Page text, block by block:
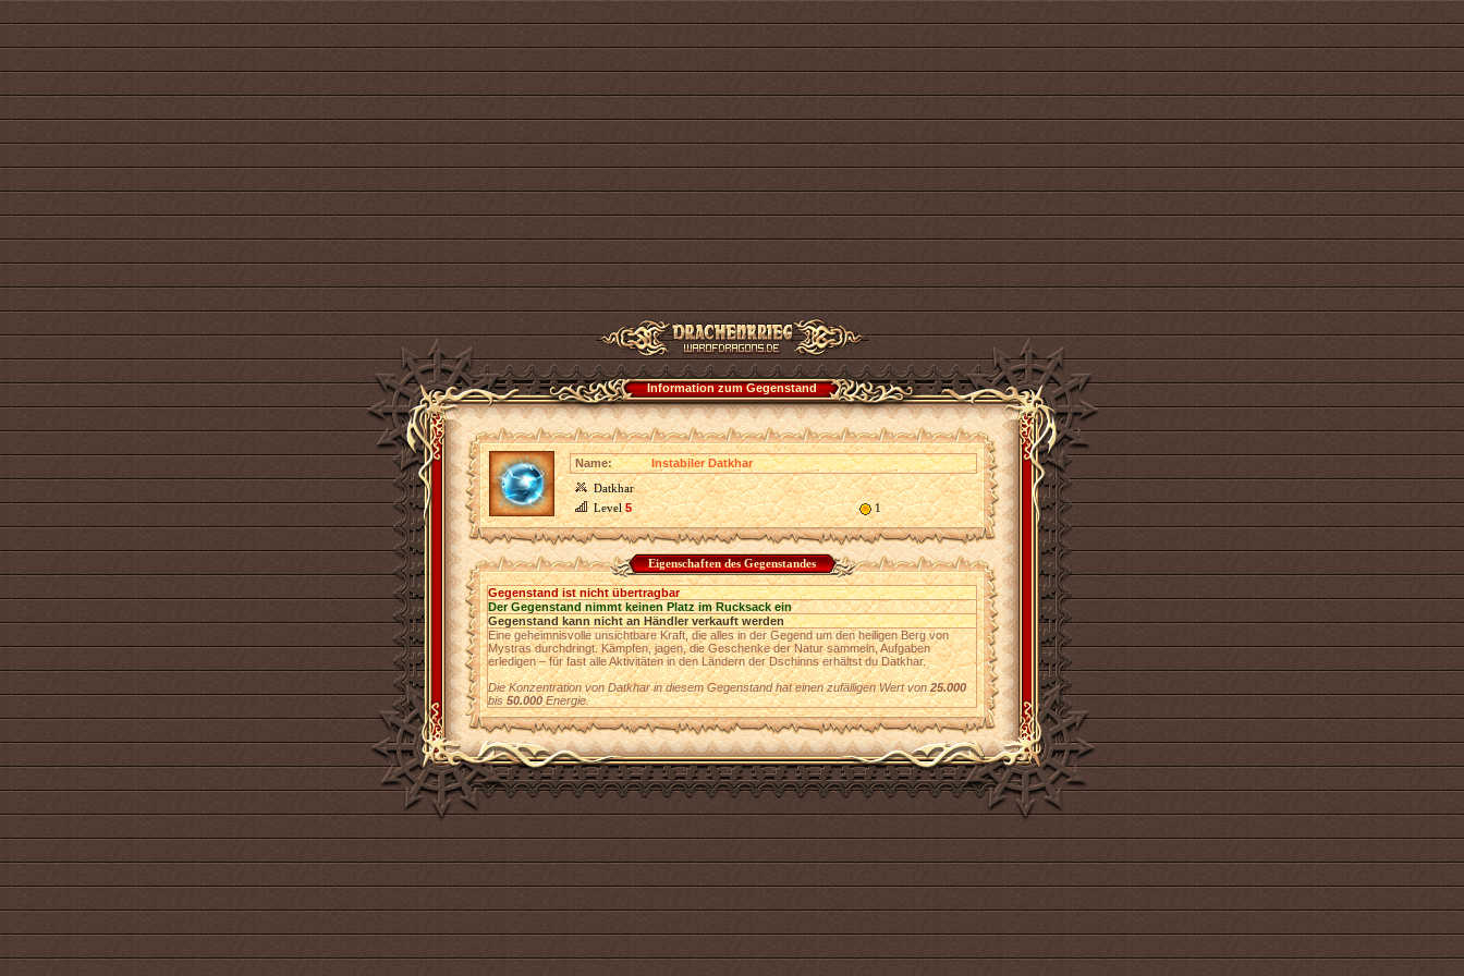
Information zum Gegenstand
Name:
Instabiler Datkhar
Datkhar
Level5 1
Eigenschaften des Gegenstandes
Gegenstand ist nicht übertragbar
Der Gegenstand nimmt keinen Platz im Rucksack ein
Gegenstand kann nicht an Händler verkauft werden
Eine geheimnisvolle unsichtbare Kraft, die alles in der Gegend um den heiligen Berg von
Mystras durchdringt. Kämpfen, jagen, die Geschenke der Natur sammeln, Aufgaben
erledigen – für fast alle Aktivitäten in den Ländern der Dschinns erhältst du Datkhar.
Die Konzentration von Datkhar in diesem Gegenstand hat einen zufälligen Wert von25.000
bis50.000Energie.